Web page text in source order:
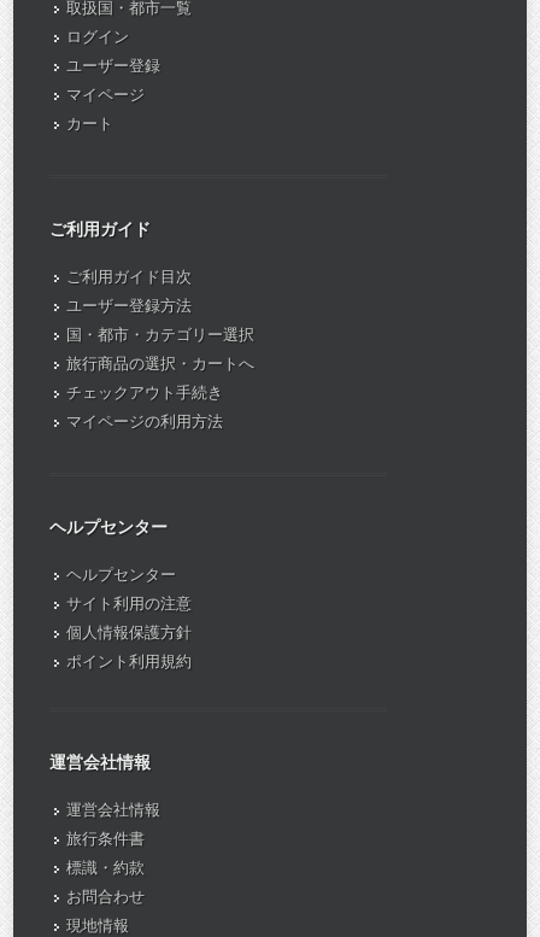
取扱国・都市一覧
ログイン
ユーザー登録
マイページ
カート
ご利用ガイド
ご利用ガイド目次
ユーザー登録方法
国・都市・カテゴリー選択
旅行商品の選択・カートへ
チェックアウト手続き
マイページの利用方法
ヘルプセンター
ヘルプセンター
サイト利用の注意
個人情報保護方針
ポイント利用規約
運営会社情報
運営会社情報
旅行条件書
標識・約款
お問合わせ
現地情報